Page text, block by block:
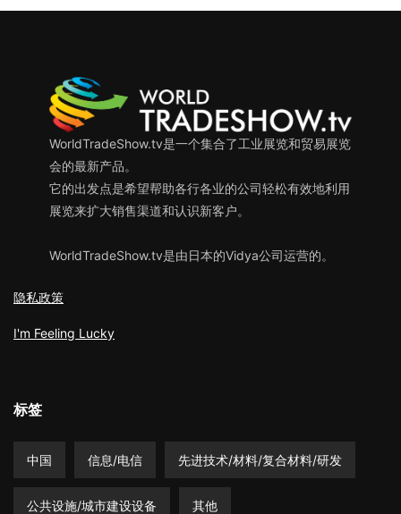
WorldTradeShow.tv是一个集合了工业展览和贸易展览
会的最新产品。
它的出发点是希望帮助各行各业的公司轻松有效地利用
展览来扩大销售渠道和认识新客户。
WorldTradeShow.tv是由日本的Vidya公司运营的。
隐私政策
I'm Feeling Lucky
标签
中国 信息/电信 先进技术/材料/复合材料/研发
公共设施/城市建设设备 其他